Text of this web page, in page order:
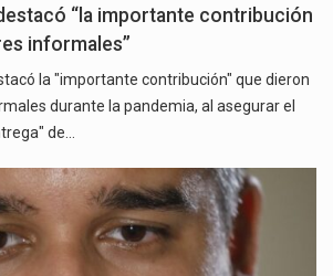
“la importante contribución
informales”
la "importante contribución" que dieron
durante la pandemia, al asegurar el
de…